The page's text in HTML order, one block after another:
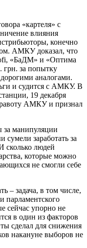
«картеля» с
влияния
конечно
АМКУ доказал, что
«БаДМ» и «Оптима
за попытку
аналогами.
и судится с АМКУ. В
19 декабря
АМКУ и признал
манипуляции
сумели заработать за
сколько людей
которые можно
не смогли себе
– задача, в том числе,
парламентского
сейчас упорно не
в один из факторов
сделал для снижения
накануне выборов не